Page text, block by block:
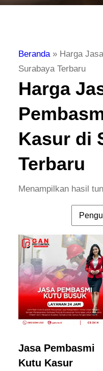
Beranda» Harga
Surabaya Terbaru
Harga
Kasur di
Terbaru
Menampilkan hasil
Jasa Pembasmi
Kutu Kasur